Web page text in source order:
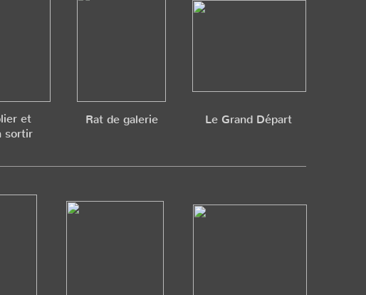
et
sortir
Rat de galerie Le Grand Départ